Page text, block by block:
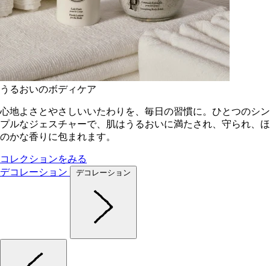
うるおいのボディケア
心地よさとやさしいいたわりを、毎日の習慣に。ひとつのシン
プルなジェスチャーで、肌はうるおいに満たされ、守られ、ほ
のかな香りに包まれます。
コレクションをみる
デコレーション
デコレーション